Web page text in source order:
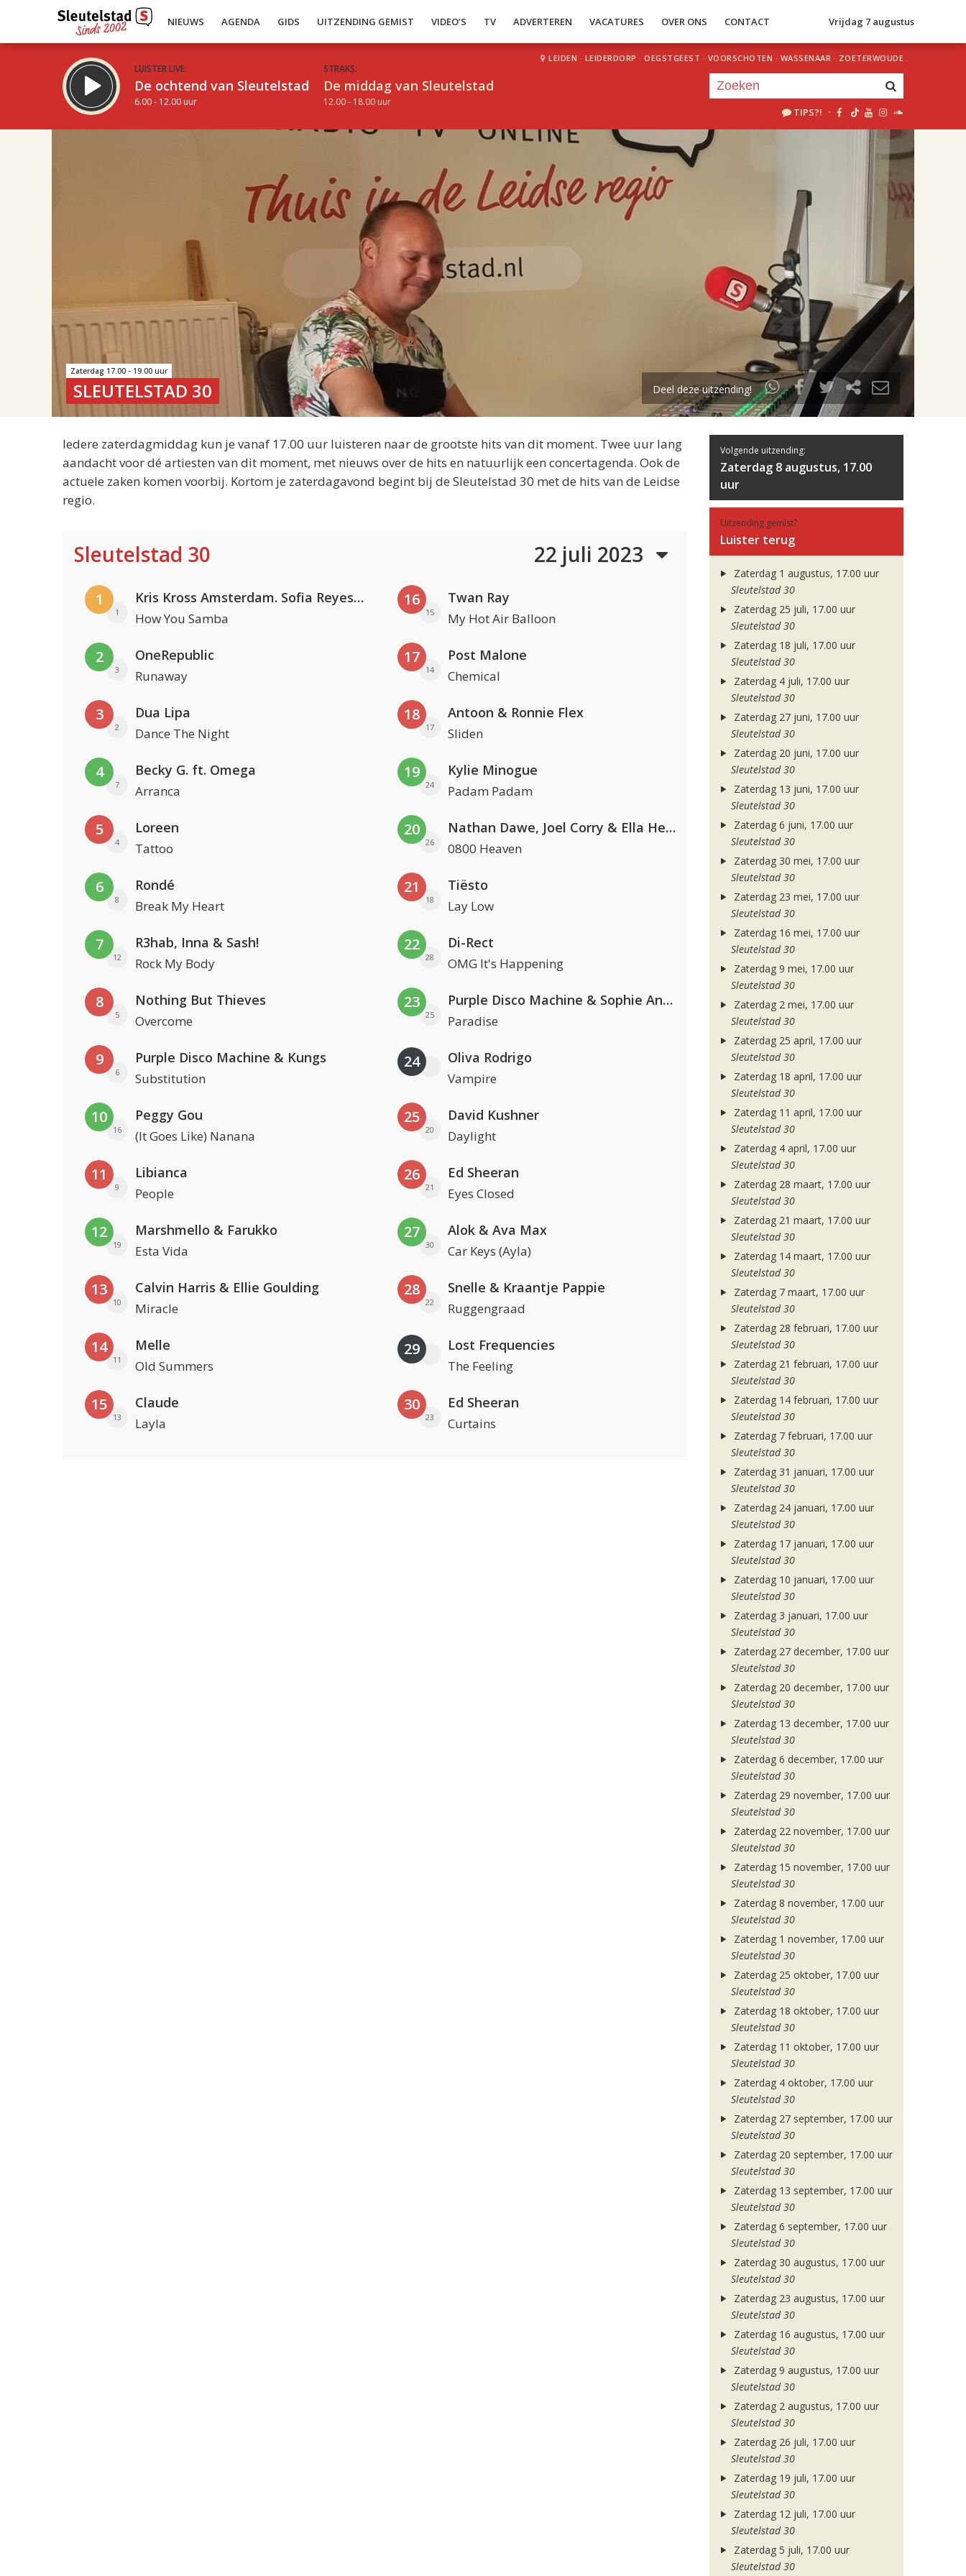
NIEUWS AGENDA GIDS UITZENDING GEMIST VIDEO’S TV ADVERTEREN VACATURES OVER ONS CONTACT Vrijdag 7 augustus
LUISTER LIVE:
De ochtend van Sleutelstad
6.00 - 12.00 uur
STRAKS:
De middag van Sleutelstad
12.00 - 18.00 uur
LEIDEN · LEIDERDORP · OEGSTGEEST · VOORSCHOTEN · WASSENAAR · ZOETERWOUDE
TIPS?! ·
uur 1 van 2
Volgend uur
Zaterdag 17.00 - 19.00 uur
SLEUTELSTAD 30 Deel deze uitzending!
Iedere zaterdagmiddag kun je vanaf 17.00 uur luisteren naar de grootste hits van dit moment. Twee uur lang
aandacht voor dé artiesten van dit moment, met nieuws over de hits en natuurlijk een concertagenda. Ook de
actuele zaken komen voorbij. Kortom je zaterdagavond begint bij de Sleutelstad 30 met de hits van de Leidse
regio.
Sleutelstad 30 22 juli 2023
1
1
Kris Kross Amsterdam. Sofia Reyes & Tinie Tempah
How You Samba
2
3
OneRepublic
Runaway
3
2
Dua Lipa
Dance The Night
4
7
Becky G. ft. Omega
Arranca
5
4
Loreen
Tattoo
6
8
Rondé
Break My Heart
7
12
R3hab, Inna & Sash!
Rock My Body
8
5
Nothing But Thieves
Overcome
9
6
Purple Disco Machine & Kungs
Substitution
10
16
Peggy Gou
(It Goes Like) Nanana
11
9
Libianca
People
12
19
Marshmello & Farukko
Esta Vida
13
10
Calvin Harris & Ellie Goulding
Miracle
14
11
Melle
Old Summers
15
13
Claude
Layla
16
15
Twan Ray
My Hot Air Balloon
17
14
Post Malone
Chemical
18
17
Antoon & Ronnie Flex
Sliden
19
24
Kylie Minogue
Padam Padam
20
26
Nathan Dawe, Joel Corry & Ella Henderson
0800 Heaven
21
18
Tiësto
Lay Low
22
28
Di-Rect
OMG It's Happening
23
25
Purple Disco Machine & Sophie And The Giants
Paradise
24 Oliva Rodrigo
Vampire
25
20
David Kushner
Daylight
26
21
Ed Sheeran
Eyes Closed
27
30
Alok & Ava Max
Car Keys (Ayla)
28
22
Snelle & Kraantje Pappie
Ruggengraad
29 Lost Frequencies
The Feeling
30
23
Ed Sheeran
Curtains
Volgende uitzending:
Zaterdag 8 augustus, 17.00
uur
Uitzending gemist?
Luister terug
Zaterdag 1 augustus, 17.00 uur
Sleutelstad 30
Zaterdag 25 juli, 17.00 uur
Sleutelstad 30
Zaterdag 18 juli, 17.00 uur
Sleutelstad 30
Zaterdag 4 juli, 17.00 uur
Sleutelstad 30
Zaterdag 27 juni, 17.00 uur
Sleutelstad 30
Zaterdag 20 juni, 17.00 uur
Sleutelstad 30
Zaterdag 13 juni, 17.00 uur
Sleutelstad 30
Zaterdag 6 juni, 17.00 uur
Sleutelstad 30
Zaterdag 30 mei, 17.00 uur
Sleutelstad 30
Zaterdag 23 mei, 17.00 uur
Sleutelstad 30
Zaterdag 16 mei, 17.00 uur
Sleutelstad 30
Zaterdag 9 mei, 17.00 uur
Sleutelstad 30
Zaterdag 2 mei, 17.00 uur
Sleutelstad 30
Zaterdag 25 april, 17.00 uur
Sleutelstad 30
Zaterdag 18 april, 17.00 uur
Sleutelstad 30
Zaterdag 11 april, 17.00 uur
Sleutelstad 30
Zaterdag 4 april, 17.00 uur
Sleutelstad 30
Zaterdag 28 maart, 17.00 uur
Sleutelstad 30
Zaterdag 21 maart, 17.00 uur
Sleutelstad 30
Zaterdag 14 maart, 17.00 uur
Sleutelstad 30
Zaterdag 7 maart, 17.00 uur
Sleutelstad 30
Zaterdag 28 februari, 17.00 uur
Sleutelstad 30
Zaterdag 21 februari, 17.00 uur
Sleutelstad 30
Zaterdag 14 februari, 17.00 uur
Sleutelstad 30
Zaterdag 7 februari, 17.00 uur
Sleutelstad 30
Zaterdag 31 januari, 17.00 uur
Sleutelstad 30
Zaterdag 24 januari, 17.00 uur
Sleutelstad 30
Zaterdag 17 januari, 17.00 uur
Sleutelstad 30
Zaterdag 10 januari, 17.00 uur
Sleutelstad 30
Zaterdag 3 januari, 17.00 uur
Sleutelstad 30
Zaterdag 27 december, 17.00 uur
Sleutelstad 30
Zaterdag 20 december, 17.00 uur
Sleutelstad 30
Zaterdag 13 december, 17.00 uur
Sleutelstad 30
Zaterdag 6 december, 17.00 uur
Sleutelstad 30
Zaterdag 29 november, 17.00 uur
Sleutelstad 30
Zaterdag 22 november, 17.00 uur
Sleutelstad 30
Zaterdag 15 november, 17.00 uur
Sleutelstad 30
Zaterdag 8 november, 17.00 uur
Sleutelstad 30
Zaterdag 1 november, 17.00 uur
Sleutelstad 30
Zaterdag 25 oktober, 17.00 uur
Sleutelstad 30
Zaterdag 18 oktober, 17.00 uur
Sleutelstad 30
Zaterdag 11 oktober, 17.00 uur
Sleutelstad 30
Zaterdag 4 oktober, 17.00 uur
Sleutelstad 30
Zaterdag 27 september, 17.00 uur
Sleutelstad 30
Zaterdag 20 september, 17.00 uur
Sleutelstad 30
Zaterdag 13 september, 17.00 uur
Sleutelstad 30
Zaterdag 6 september, 17.00 uur
Sleutelstad 30
Zaterdag 30 augustus, 17.00 uur
Sleutelstad 30
Zaterdag 23 augustus, 17.00 uur
Sleutelstad 30
Zaterdag 16 augustus, 17.00 uur
Sleutelstad 30
Zaterdag 9 augustus, 17.00 uur
Sleutelstad 30
Zaterdag 2 augustus, 17.00 uur
Sleutelstad 30
Zaterdag 26 juli, 17.00 uur
Sleutelstad 30
Zaterdag 19 juli, 17.00 uur
Sleutelstad 30
Zaterdag 12 juli, 17.00 uur
Sleutelstad 30
Zaterdag 5 juli, 17.00 uur
Sleutelstad 30